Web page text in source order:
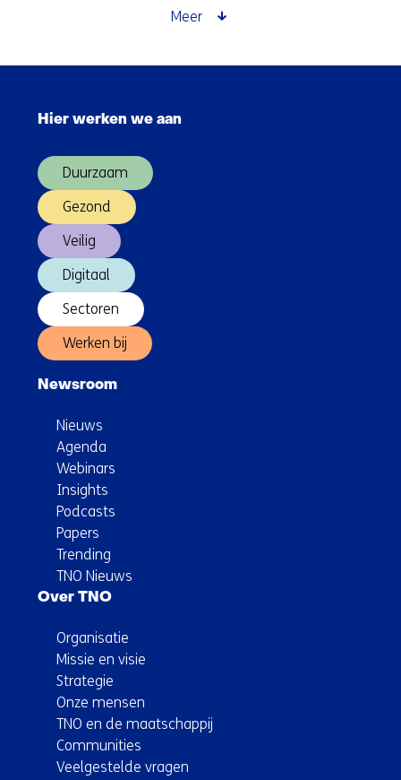
in
Meer
Hier werken we aan
Duurzaam
Gezond
Veilig
Digitaal
Sectoren
Werken bij
Newsroom
Nieuws
Agenda
Webinars
Insights
Podcasts
Papers
Trending
TNO Nieuws
Over TNO
Organisatie
Missie en visie
Strategie
Onze mensen
TNO en de maatschappij
Communities
Veelgestelde vragen